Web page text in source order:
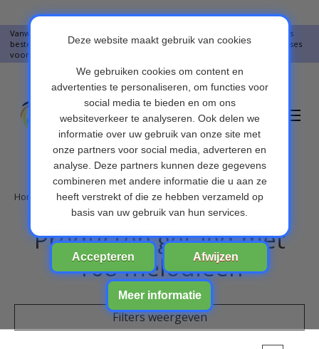
Vanwege vakantie worden er op moment geen pakketjes verstuurd. Alles
bestellingen vanaf 09-07-2026 word op 10-08-2026 verzonden. Onze excuses
voor het ongemak. Bedankt voor u begrip.
Verlanglijst
Home Tags / 108 melodieën
Producten getagd met
108 melodieën
Filters weergeven